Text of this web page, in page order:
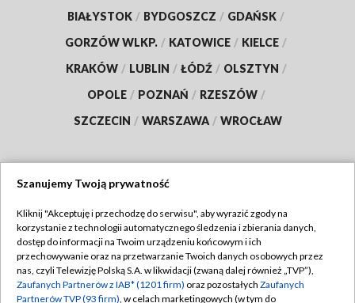
BIAŁYSTOK / BYDGOSZCZ / GDAŃSK /
GORZÓW WLKP. / KATOWICE / KIELCE /
KRAKÓW / LUBLIN / ŁÓDŹ / OLSZTYN /
OPOLE / POZNAŃ / RZESZÓW /
SZCZECIN / WARSZAWA / WROCŁAW
TVP
Abonament TVP
Emisja w TVP
Regulamin TVP
Polityka prywatności
Szanujemy Twoją prywatność
Kliknij "Akceptuję i przechodzę do serwisu", aby wyrazić zgody na
korzystanie z technologii automatycznego śledzenia i zbierania danych,
dostęp do informacji na Twoim urządzeniu końcowym i ich
przechowywanie oraz na przetwarzanie Twoich danych osobowych przez
nas, czyli Telewizję Polską S.A. w likwidacji (zwaną dalej również „TVP”),
Zaufanych Partnerów z IAB* (1201 firm) oraz pozostałych Zaufanych
Partnerów TVP (93 firm), w celach marketingowych (w tym do